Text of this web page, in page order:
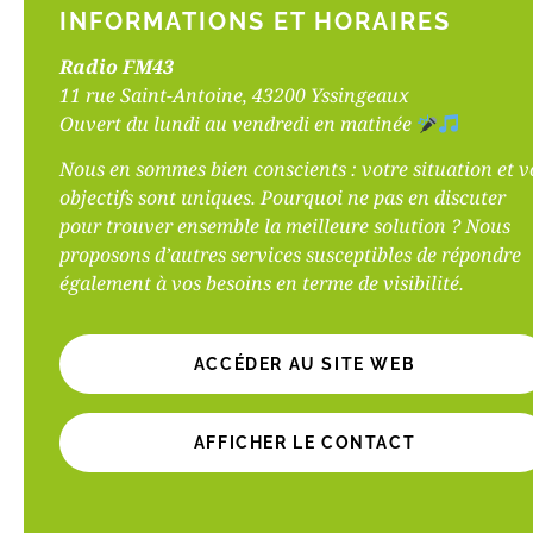
INFORMATIONS ET HORAIRES
Radio FM43
11 rue Saint-Antoine, 43200 Yssingeaux
Ouvert du lundi au vendredi en matinée
Nous en sommes bien conscients : votre situation et
objectifs sont uniques. Pourquoi ne pas en discuter
pour trouver ensemble la meilleure solution ? Nous
proposons d’autres services susceptibles de répondre
également à vos besoins en terme de visibilité.
ACCÉDER AU SITE WEB
AFFICHER LE CONTACT